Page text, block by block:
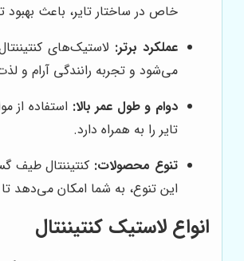
خاص در ساختار تایر، باعث بهبود
عملکرد برتر: لاستیک‌های
می‌شود و تجربه رانندگی آرام و
دوام و طول عمر بالا: استفاده از
تایر را به همراه دارد.
تنوع محصولات: کنتیننتال طیف
این تنوع، به شما امکان می‌دهد
انواع لاستیک کنتیننتال